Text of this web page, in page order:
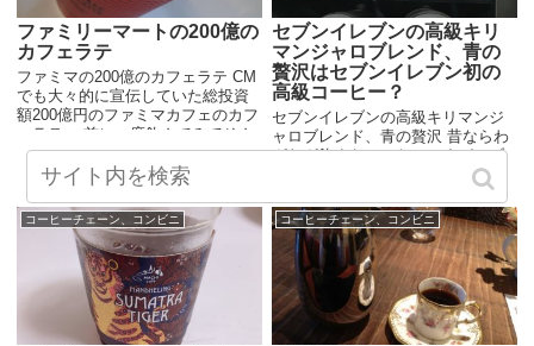
ファミリーマートの200億の
カフェラテ
ファミマの200億のカフェラテ CM
でも大々的に宣伝していた総投資
額200億円のファミマカフェのカフ
ェラテ。 前に一度飲んでみてそん
なに良かった気がしないのです
が、もう一度飲んでみました。 僕
が初めてファミマカフ...
セブンイレブンの高級キリ
マンジャロブレンド、青の
贅沢はセブンイレブン初の
高級コーヒー？
セブンイレブンの高級キリマンジ
ャロブレンド、青の贅沢 昔ならわ
ざわざ飲まなかったのですが、ブ
ログのネタになるかと早速、セブ
ンイレブンの新しいキリマンジャ
ロブレンドに「青の贅沢」を買っ
てみました。 値段が通常のコーヒ
ーの...
コーヒーチェーン、コンビニ コーヒーチェーン、コンビニ